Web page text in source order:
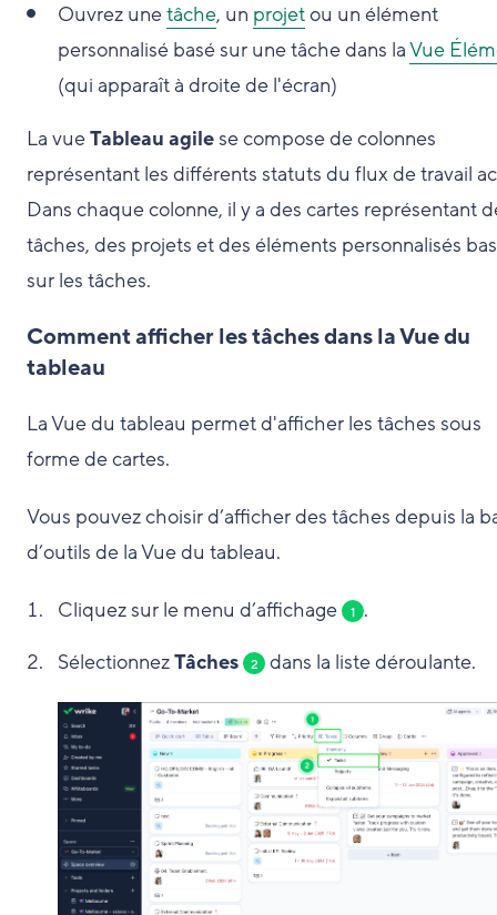
Ouvrez unetâche, un projetou un élément
personnalisé basé sur une tâche dans laVue
(qui apparaît à droite de l'écran)
La vueTableau agilese compose de colonnes
représentant les différents statuts du flux de travail
Dans chaque colonne, il y a des cartes représentant
tâches, des projets et des éléments personnalisés
sur les tâches.
Comment afficher les tâches dans la Vue du
tableau
La Vue du tableau permet d'afficher les tâches sous
forme de cartes.
Vous pouvez choisir d’afficher des tâches depuis la
d’outils de la Vue du tableau.
Cliquez sur le menu d’affichage 1 .
SélectionnezTâches 2 dans la liste déroulante.